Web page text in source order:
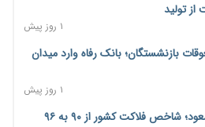
تولید
۱ روز پیش
۸۰ همت معوقات بازنشستگان؛ بانک رفاه وارد میدان
۱ روز پیش
فشار اقتصادی در مسیر صعود؛ شاخص فلاکت کشور از ۹۰ به ۹۶